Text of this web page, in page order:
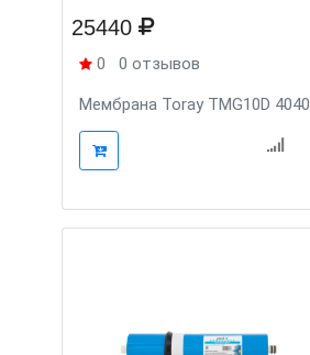
25440
0 0 отзывов
Мембрана Toray TMG10D 4040